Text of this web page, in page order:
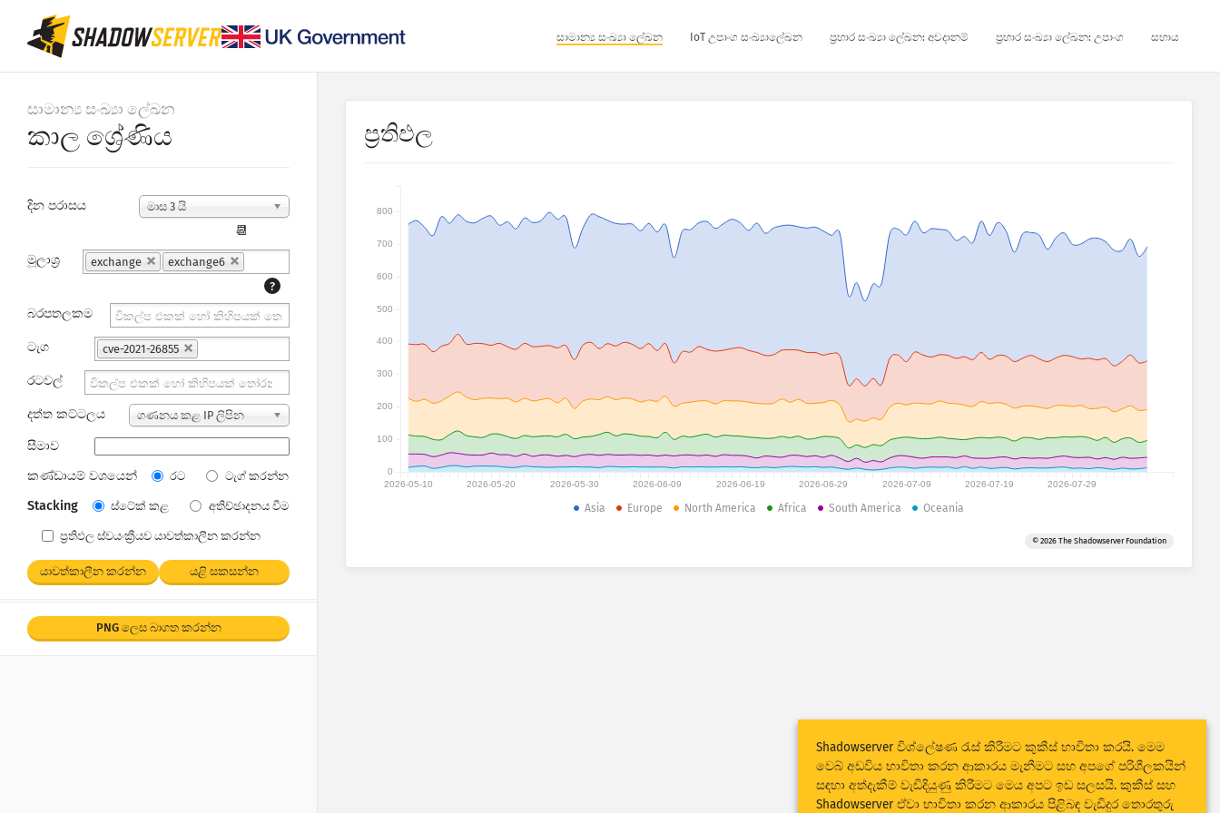
සාමාන්‍ය සංඛ්‍යා ලේඛන IoT උපාංග සංඛ්‍යාලේඛන ප්‍රහාර සංඛ්‍යා ලේඛන: අවදානම් ප්‍රහාර සංඛ්‍යා ලේඛන: උපාංග සහාය
සාමාන්‍ය සංඛ්‍යා ලේඛන
කාල ශ්‍රේණිය
දින පරාසය මාස 3 යි
📆
මූලාශ්‍ර
exchange
exchange6
?
බරපතලකම
ටැග cve-2021-26855
රටවල්
දත්ත කට්ටලය ගණනය කළ IP ලිපින
සීමාව
කණ්ඩායම් වශයෙන්
රට ටැග් කරන්න
Stacking ස්ටේක් කළ අතිච්ඡාදනය වීම
ප්‍රතිඵල ස්වයංක්‍රීයව යාවත්කාලීන කරන්න
යාවත්කාලීන කරන්න යළි සකසන්න
PNG ලෙස බාගත කරන්න
ප්‍රතිඵල
2026-05-10 2026-05-20 2026-05-30 2026-06-09 2026-06-19 2026-06-29 2026-07-09 2026-07-19 2026-07-29
0
100
200
300
400
500
600
700
800
Asia Europe North America Africa South America Oceania
© 2026 The Shadowserver Foundation
Shadowserver විශ්ලේෂණ රැස් කිරීමට කුකීස් භාවිතා කරයි. මෙම
වෙබ් අඩවිය භාවිතා කරන ආකාරය මැනීමට සහ අපගේ පරිශීලකයින්
සඳහා අත්දැකීම් වැඩිදියුණු කිරීමට මෙය අපට ඉඩ සලසයි. කුකීස් සහ
Shadowserver ඒවා භාවිතා කරන ආකාරය පිළිබඳ වැඩිදුර තොරතුරු